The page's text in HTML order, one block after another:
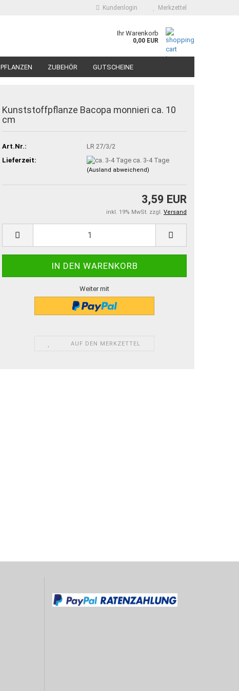
Kundenlogin Merkzettel
Ihr Warenkorb
0,00 EUR
PFLANZEN ZUBEHÖR GUTSCHEINE
Kunststoffpflanze Bacopa monnieri ca. 10
cm
Art.Nr.:
LR 27/3/2
Lieferzeit:
ca. 3-4 Tage
(Ausland abweichend)
3,59 EUR
inkl. 19% MwSt. zzgl. Versand
Weiter mit
AUF DEN MERKZETTEL